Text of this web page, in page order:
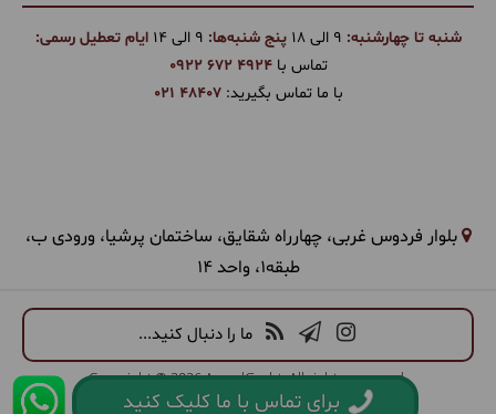
برای تماس با ما کلیک کنید
شنبه تا چهارشنبه: پنج شنبه‌ها:
ایام تعطیل رسمی:
تماس با0922 672 4924
با ما تماس بگیرید:021 48407
بلوار فردوس غربی، چهارراه شقایق، ساختمان پرشیا، ورودی ب،
طبقه1، واحد 14
ما را دنبال کنید...
Copyright © 2026 ArandGasht. All rights reserved.
طراحی سایت گردشگریو CRM
:همورا